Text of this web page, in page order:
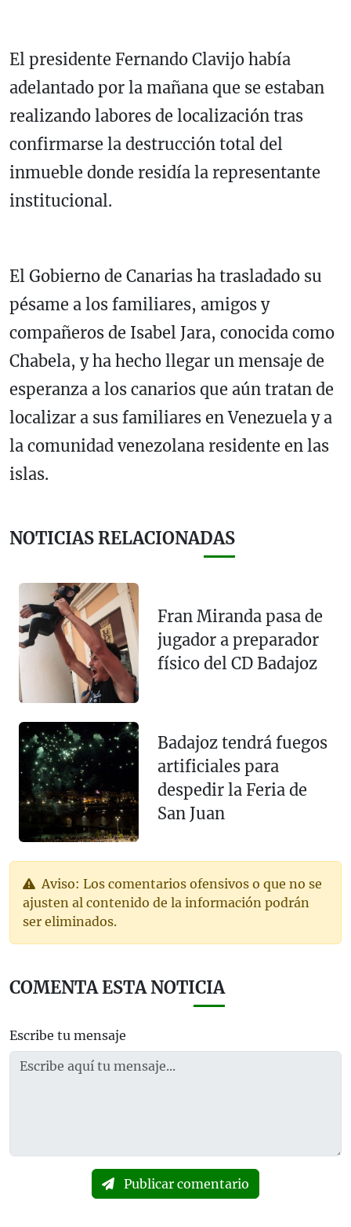
El presidente Fernando Clavijo había
adelantado por la mañana que se estaban
realizando labores de localización tras
confirmarse la destrucción total del
inmueble donde residía la representante
institucional.
El Gobierno de Canarias ha trasladado su
pésame a los familiares, amigos y
compañeros de Isabel Jara, conocida como
Chabela, y ha hecho llegar un mensaje de
esperanza a los canarios que aún tratan de
localizar a sus familiares en Venezuela y a
la comunidad venezolana residente en las
islas.
NOTICIAS RELACIONADAS
Fran Miranda pasa de
jugador a preparador
físico del CD Badajoz
Badajoz tendrá fuegos
artificiales para
despedir la Feria de
San Juan
Aviso: Los comentarios ofensivos o que no se
ajusten al contenido de la información podrán
ser eliminados.
COMENTA ESTA NOTICIA
Escribe tu mensaje
Publicar comentario